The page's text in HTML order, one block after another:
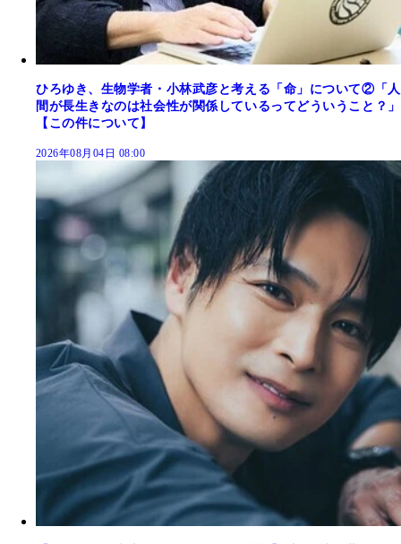
ひろゆき、生物学者・小林武彦と考える「命」について②「人
間が長生きなのは社会性が関係しているってどういうこと？」
【この件について】
2026年08月04日 08:00